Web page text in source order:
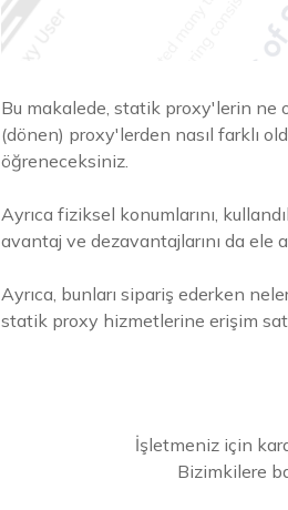
Bu makalede, statik proxy'lerin ne
(dönen) proxy'lerden nasıl farklı
öğreneceksiniz.
Ayrıca fiziksel konumlarını,
avantaj ve dezavantajlarını da ele
Ayrıca, bunları sipariş ederken
statik proxy hizmetlerine erişim
İşletmeniz için
Bizimkilere